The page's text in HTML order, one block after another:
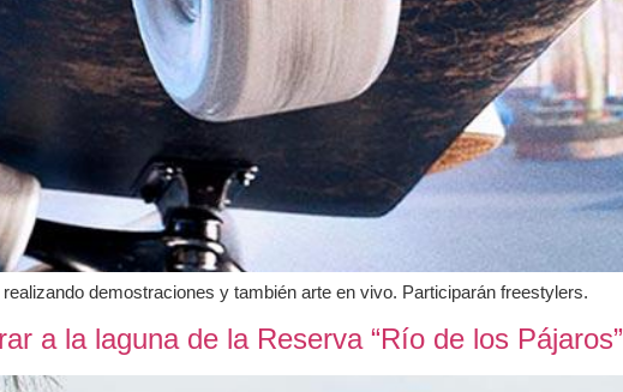
demostraciones y también arte en vivo. Participarán freestylers.
a la laguna de la Reserva “Río de los Pájaros”